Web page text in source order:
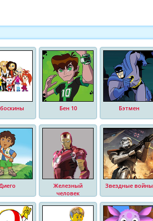
Бен 10 Бэтмен
Железный
человек
Звездные войны